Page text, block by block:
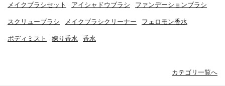
メイクブラシセット アイシャドウブラシ ファンデーションブラシ
スクリューブラシ メイクブラシクリーナー フェロモン香水
ボディミスト 練り香水 香水
カテゴリ一覧へ